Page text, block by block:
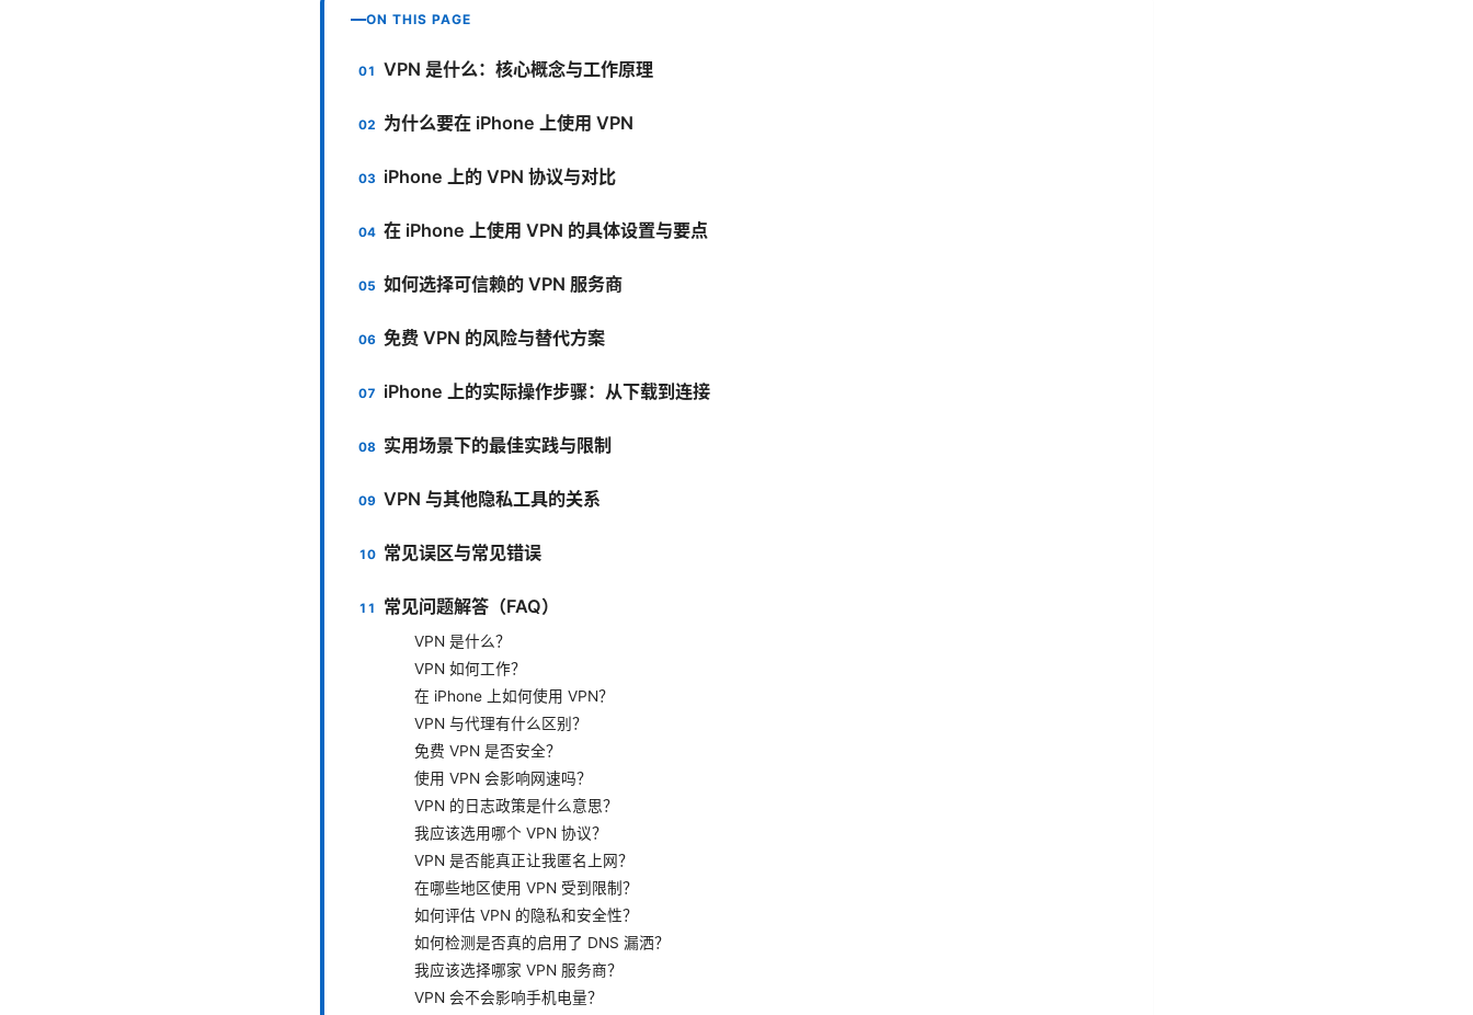
ON THIS PAGE
VPN 是什么：核心概念与工作原理
为什么要在 iPhone 上使用 VPN
iPhone 上的 VPN 协议与对比
在 iPhone 上使用 VPN 的具体设置与要点
如何选择可信赖的 VPN 服务商
免费 VPN 的风险与替代方案
iPhone 上的实际操作步骤：从下载到连接
实用场景下的最佳实践与限制
VPN 与其他隐私工具的关系
常见误区与常见错误
常见问题解答（FAQ）
VPN 是什么？
VPN 如何工作？
在 iPhone 上如何使用 VPN？
VPN 与代理有什么区别？
免费 VPN 是否安全？
使用 VPN 会影响网速吗？
VPN 的日志政策是什么意思？
我应该选用哪个 VPN 协议？
VPN 是否能真正让我匿名上网？
在哪些地区使用 VPN 受到限制？
如何评估 VPN 的隐私和安全性？
如何检测是否真的启用了 DNS 漏洒？
我应该选择哪家 VPN 服务商？
VPN 会不会影响手机电量？